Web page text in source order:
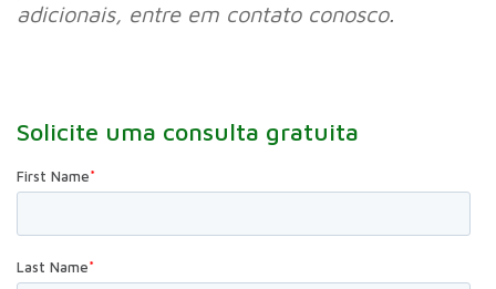
adicionais, entre em contato conosco.
Solicite uma consulta gratuita